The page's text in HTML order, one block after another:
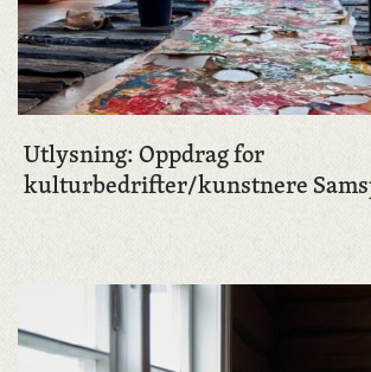
Utlysning: Oppdrag for
kulturbedrifter/kunstnere